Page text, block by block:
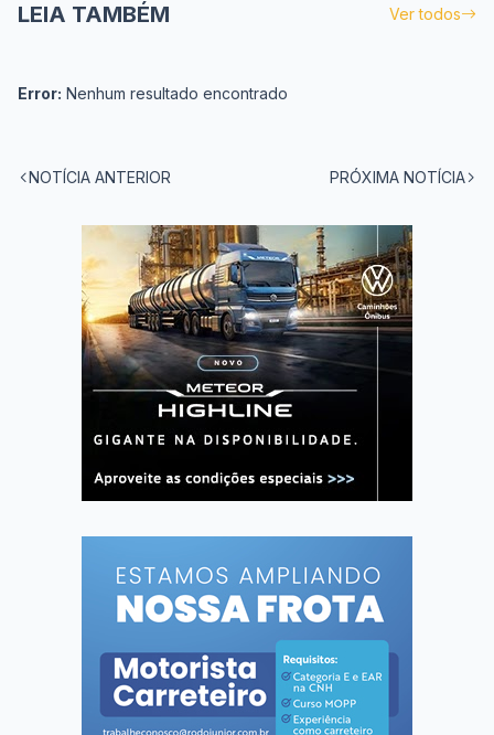
LEIA TAMBÉM Ver todos
Error: Nenhum resultado encontrado
NOTÍCIA ANTERIOR PRÓXIMA NOTÍCIA